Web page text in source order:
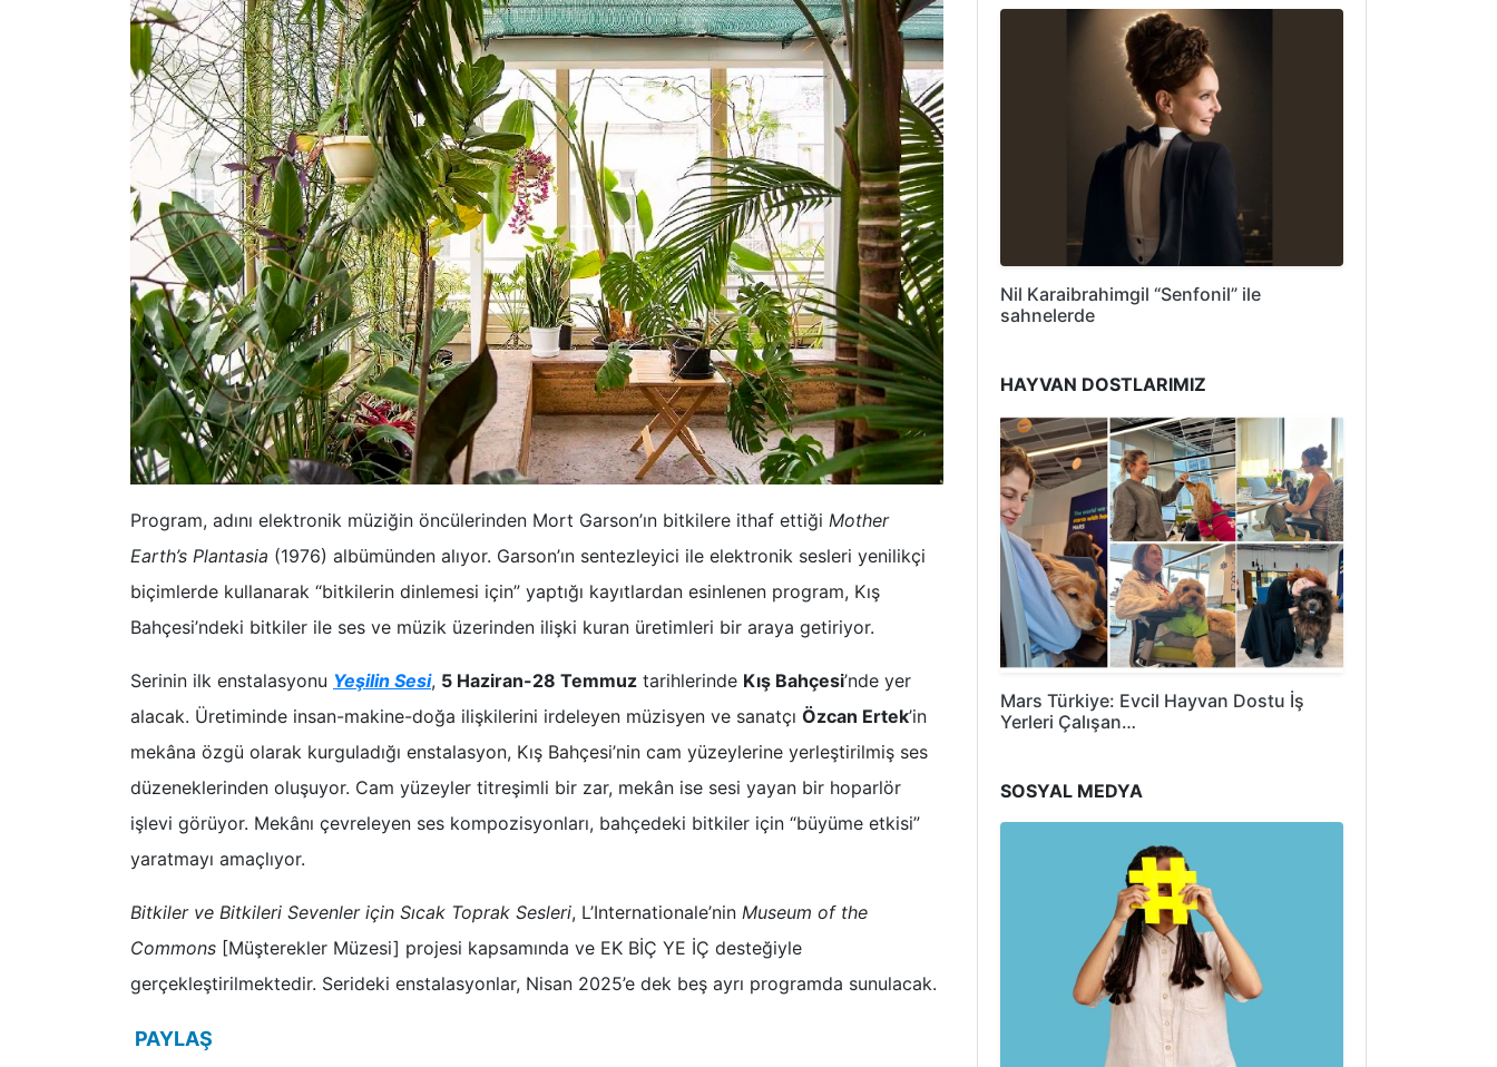
Program, adını elektronik müziğin öncülerinden Mort Garson’ın bitkilere ithaf ettiği Mother
Earth’s Plantasia (1976) albümünden alıyor. Garson’ın sentezleyici ile elektronik sesleri yenilikçi
biçimlerde kullanarak “bitkilerin dinlemesi için” yaptığı kayıtlardan esinlenen program, Kış
Bahçesi’ndeki bitkiler ile ses ve müzik üzerinden ilişki kuran üretimleri bir araya getiriyor.
Serinin ilk enstalasyonu Yeşilin Sesi, 5 Haziran-28 Temmuz tarihlerinde Kış Bahçesi’nde yer
alacak. Üretiminde insan-makine-doğa ilişkilerini irdeleyen müzisyen ve sanatçı Özcan Ertek’in
mekâna özgü olarak kurguladığı enstalasyon, Kış Bahçesi’nin cam yüzeylerine yerleştirilmiş ses
düzeneklerinden oluşuyor. Cam yüzeyler titreşimli bir zar, mekân ise sesi yayan bir hoparlör
işlevi görüyor. Mekânı çevreleyen ses kompozisyonları, bahçedeki bitkiler için “büyüme etkisi”
yaratmayı amaçlıyor.
Bitkiler ve Bitkileri Sevenler için Sıcak Toprak Sesleri, L’Internationale’nin Museum of the
Commons [Müşterekler Müzesi] projesi kapsamında ve EK BİÇ YE İÇ desteğiyle
gerçekleştirilmektedir. Serideki enstalasyonlar, Nisan 2025’e dek beş ayrı programda sunulacak.
PAYLAŞ
Nil Karaibrahimgil “Senfonil” ile
sahnelerde
HAYVAN DOSTLARIMIZ
Mars Türkiye: Evcil Hayvan Dostu İş
Yerleri Çalışan…
SOSYAL MEDYA